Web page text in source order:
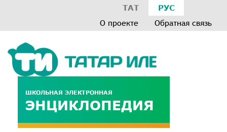
ТАТ РУС
О проекте Обратная связь
ШКОЛЬНАЯ ЭЛЕКТРОННАЯ
ЭНЦИКЛОПЕДИЯ